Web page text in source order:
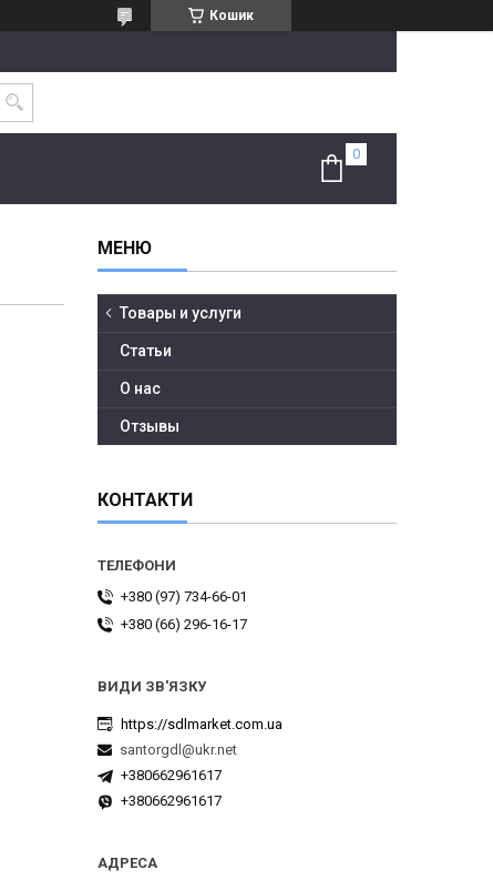
Кошик
Товары и услуги
Статьи
О нас
Отзывы
КОНТАКТИ
+380 (97) 734-66-01
+380 (66) 296-16-17
https://sdlmarket.com.ua
santorgdl@ukr.net
+380662961617
+380662961617